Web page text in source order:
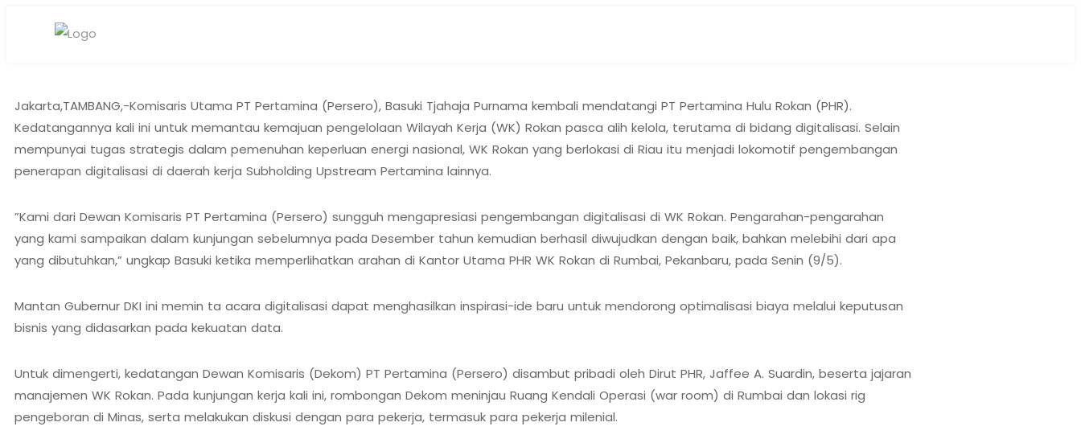
Jakarta,TAMBANG,-Komisaris Utama PT Pertamina (Persero), Basuki Tjahaja Purnama kembali mendatangi PT Pertamina Hulu Rokan (PHR).
Kedatangannya kali ini untuk memantau kemajuan pengelolaan Wilayah Kerja (WK) Rokan pasca alih kelola, terutama di bidang digitalisasi. Selain
mempunyai tugas strategis dalam pemenuhan keperluan energi nasional, WK Rokan yang berlokasi di Riau itu menjadi lokomotif pengembangan
penerapan digitalisasi di daerah kerja Subholding Upstream Pertamina lainnya.
”Kami dari Dewan Komisaris PT Pertamina (Persero) sungguh mengapresiasi pengembangan digitalisasi di WK Rokan. Pengarahan-pengarahan
yang kami sampaikan dalam kunjungan sebelumnya pada Desember tahun kemudian berhasil diwujudkan dengan baik, bahkan melebihi dari apa
yang dibutuhkan,” ungkap Basuki ketika memperlihatkan arahan di Kantor Utama PHR WK Rokan di Rumbai, Pekanbaru, pada Senin (9/5).
Mantan Gubernur DKI ini memin ta acara digitalisasi dapat menghasilkan inspirasi-ide baru untuk mendorong optimalisasi biaya melalui keputusan
bisnis yang didasarkan pada kekuatan data.
Untuk dimengerti, kedatangan Dewan Komisaris (Dekom) PT Pertamina (Persero) disambut pribadi oleh Dirut PHR, Jaffee A. Suardin, beserta jajaran
manajemen WK Rokan. Pada kunjungan kerja kali ini, rombongan Dekom meninjau Ruang Kendali Operasi (war room) di Rumbai dan lokasi rig
pengeboran di Minas, serta melakukan diskusi dengan para pekerja, termasuk para pekerja milenial.